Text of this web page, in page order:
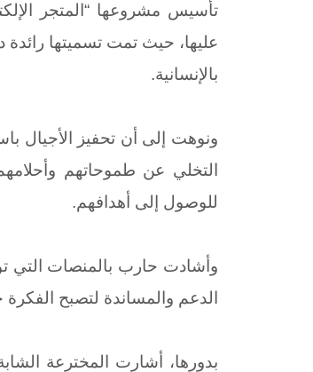
بالإنسانية.
ونوهت إلى أن تحفيز الأجيال
التخلي عن طموحاتهم
للوصول إلى أهدافهم.
وأشادت حارب بالمنصات التي
الدعم والمساندة لتصبح
بدورها، أشارت
المخترعة